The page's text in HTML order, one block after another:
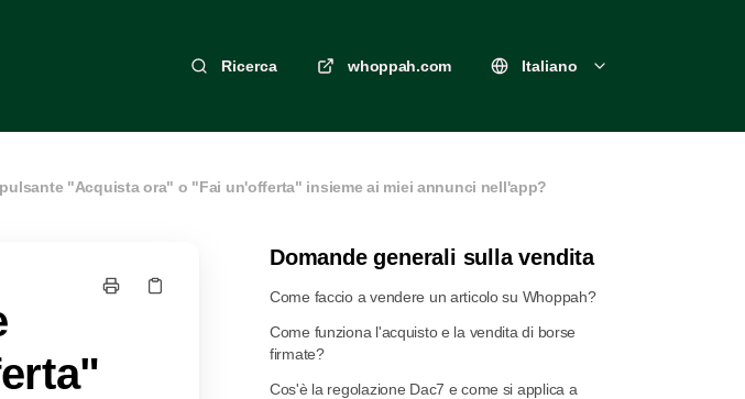
Ricerca whoppah.com Italiano
"Acquista ora" o "Fai un'offerta" insieme ai miei annunci nell'app?
Domande generali sulla vendita
Come faccio a vendere un articolo su Whoppah?
Come funziona l'acquisto e la vendita di borse
firmate?
Cos'è la regolazione Dac7 e come si applica a